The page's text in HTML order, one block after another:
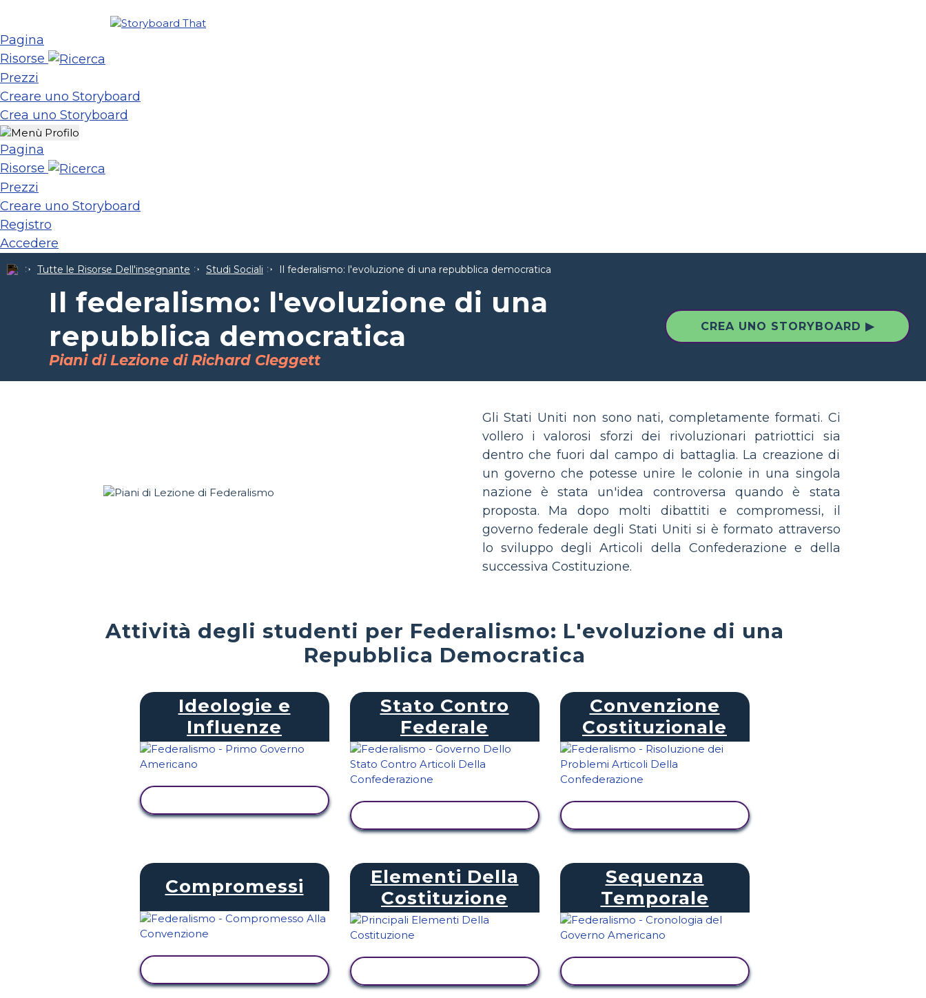
Pagina
Risorse
Prezzi
Creare uno Storyboard
Crea uno Storyboard
Pagina
Risorse
Prezzi
Creare uno Storyboard
Registro
Accedere
Tutte le Risorse Dell'insegnante Studi Sociali Il federalismo: l'evoluzione di una repubblica democratica
Il federalismo: l'evoluzione di una
repubblica democratica
Piani di Lezione di Richard Cleggett
CREA UNO STORYBOARD ▶
Gli Stati Uniti non sono nati, completamente formati. Ci
vollero i valorosi sforzi dei rivoluzionari patriottici sia
dentro che fuori dal campo di battaglia. La creazione di
un governo che potesse unire le colonie in una singola
nazione è stata un'idea controversa quando è stata
proposta. Ma dopo molti dibattiti e compromessi, il
governo federale degli Stati Uniti si è formato attraverso
lo sviluppo degli Articoli della Confederazione e della
successiva Costituzione.
Attività degli studenti per Federalismo: L'evoluzione di una
Repubblica Democratica
Ideologie e
Influenze
Stato Contro
Federale
Convenzione
Costituzionale
Compromessi
Elementi Della
Costituzione
Sequenza
Temporale